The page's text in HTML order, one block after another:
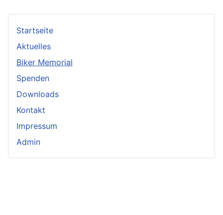
Startseite
Aktuelles
Biker Memorial
Spenden
Downloads
Kontakt
Impressum
Admin